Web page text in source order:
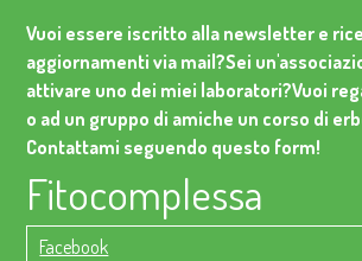
Vuoi essere iscritto alla newsletter e
aggiornamenti via mail?Sei
attivare uno dei miei laboratori?Vuoi
o ad un gruppo di amiche un corso di
Contattami seguendo questo form!
Fitocomplessa
Facebook